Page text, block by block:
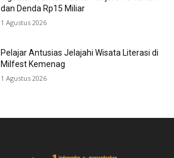
dan Denda Rp15 Miliar
1 Agustus 2026
Pelajar Antusias Jelajahi Wisata Literasi di
Milfest Kemenag
1 Agustus 2026